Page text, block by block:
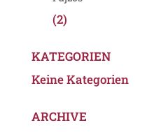
(2)
KATEGORIEN
Keine Kategorien
ARCHIVE